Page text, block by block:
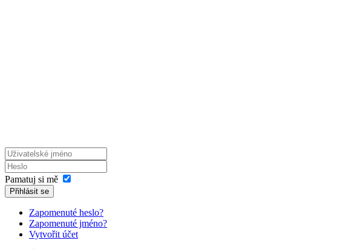
Pamatuj si mě
Přihlásit se
Zapomenuté heslo?
Zapomenuté jméno?
Vytvořit účet